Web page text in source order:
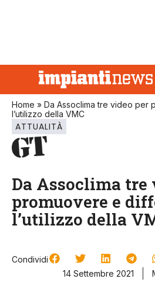
Home » Da Assoclima tre video per
l’utilizzo della VMC
ATTUALITÀ
Da Assoclima tre
promuovere e
l’utilizzo della
Condividi
14 Settembre 2021